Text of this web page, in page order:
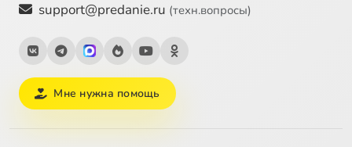
support@predanie.ru (техн.вопросы)
Мне нужна помощь